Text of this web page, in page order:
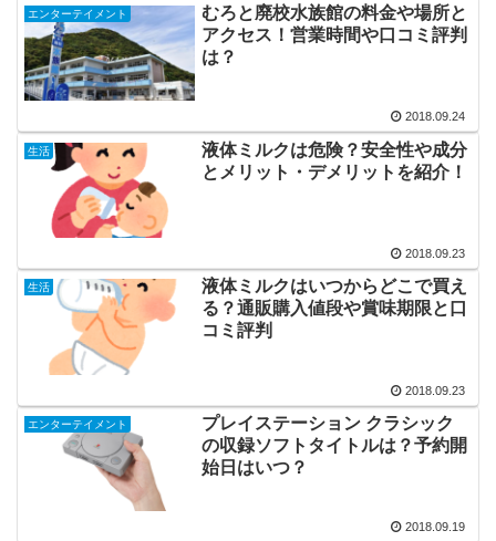
エンターテイメント
むろと廃校水族館の料金や場所と
アクセス！営業時間や口コミ評判
は？
2018.09.24
生活
液体ミルクは危険？安全性や成分
とメリット・デメリットを紹介！
2018.09.23
生活
液体ミルクはいつからどこで買え
る？通販購入値段や賞味期限と口
コミ評判
2018.09.23
エンターテイメント
プレイステーション クラシック
の収録ソフトタイトルは？予約開
始日はいつ？
2018.09.19